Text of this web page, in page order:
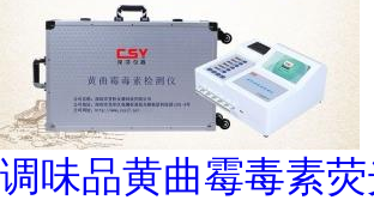
调味品黄曲霉毒素